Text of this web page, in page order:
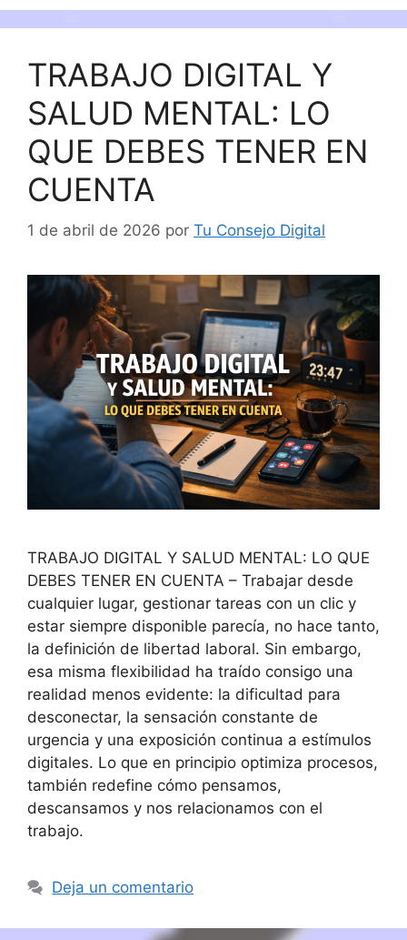
TRABAJO DIGITAL Y
SALUD MENTAL: LO
QUE DEBES TENER EN
CUENTA
1 de abril de 2026 por Tu Consejo Digital
TRABAJO DIGITAL Y SALUD MENTAL: LO QUE
DEBES TENER EN CUENTA – Trabajar desde
cualquier lugar, gestionar tareas con un clic y
estar siempre disponible parecía, no hace tanto,
la definición de libertad laboral. Sin embargo,
esa misma flexibilidad ha traído consigo una
realidad menos evidente: la dificultad para
desconectar, la sensación constante de
urgencia y una exposición continua a estímulos
digitales. Lo que en principio optimiza procesos,
también redefine cómo pensamos,
descansamos y nos relacionamos con el
trabajo.
Deja un comentario